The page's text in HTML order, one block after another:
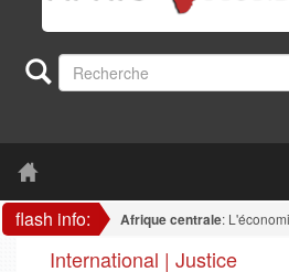
flash info:Afrique centrale: L'économie du
International | Justice